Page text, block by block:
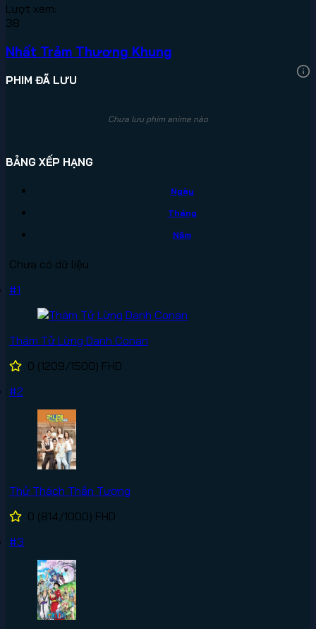
Lượt xem:
38
Nhất Trảm Thương Khung
PHIM ĐÃ LƯU
Chưa lưu phim anime nào
BẢNG XẾP HẠNG
Ngày
Tháng
Năm
Chưa có dữ liệu
#1
Thám Tử Lừng Danh Conan
0 (1209/1500) FHD
#2
Thử Thách Thần Tượng
0 (814/1000) FHD
#3